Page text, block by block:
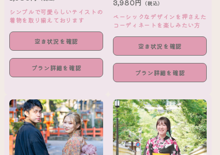
シンプルで可愛らしいテイストの
着物を取り揃えております
空き状況を確認
プラン詳細を確認
3,980円 （税込）
ベーシックなデザインを押さえた
コーディネートを楽しみたい方
空き状況を確認
プラン詳細を確認